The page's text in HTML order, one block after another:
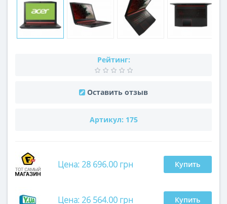
Рейтинг:
Оставить отзыв
Артикул: 175
Цена: 28 696.00 грн Купить
Цена: 26 564.00 грн Купить